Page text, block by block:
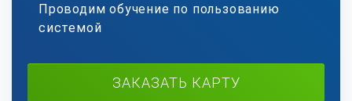
Проводим обучение по пользованию
системой
ЗАКАЗАТЬ КАРТУ